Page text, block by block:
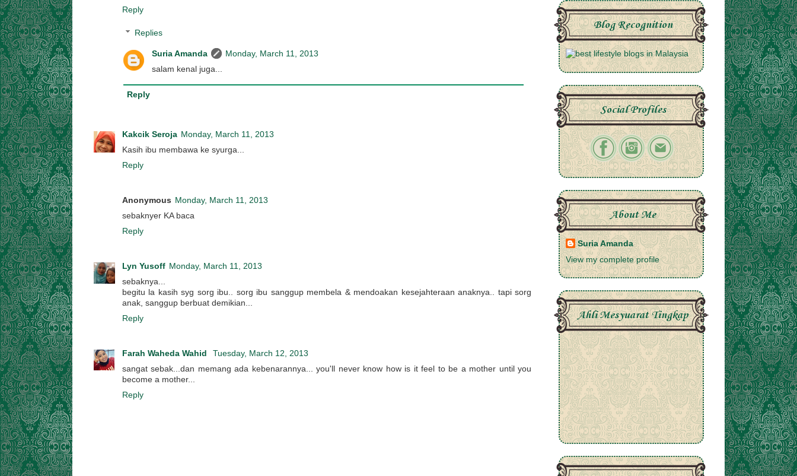
Reply
Replies
Suria Amanda
Monday, March 11, 2013
salam kenal juga...
Reply
Kakcik Seroja Monday, March 11, 2013
Kasih ibu membawa ke syurga...
Reply
Anonymous Monday, March 11, 2013
sebaknyer KA baca
Reply
Lyn Yusoff Monday, March 11, 2013
sebaknya...
begitu la kasih syg sorg ibu.. sorg ibu sanggup membela & mendoakan kesejahteraan anaknya.. tapi sorg
anak, sanggup berbuat demikian...
Reply
Farah Waheda Wahid
Tuesday, March 12, 2013
sangat sebak...dan memang ada kebenarannya... you'll never know how is it feel to be a mother until you
become a mother...
Reply
Blog Recognition
Social Profiles
About Me
Suria Amanda
View my complete profile
Ahli Mesyuarat Tingkap